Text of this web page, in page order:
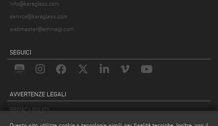
info@keraglass.com
service@keraglass.com
webmaster@emmegi.com
SEGUICI
AVVERTENZE LEGALI
PRIVACY POLICY
COMPLIANCE